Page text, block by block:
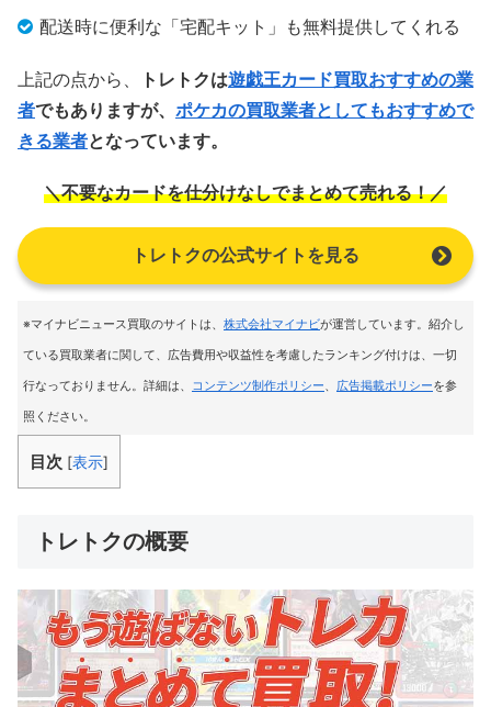
配送時に便利な「宅配キット」も無料提供してくれる
上記の点から、 トレトクは遊戯王カード買取おすすめの業
者でもありますが、 ポケカの買取業者としてもおすすめで
きる業者となっています。
＼不要なカードを仕分けなしでまとめて売れる！／
トレトクの公式サイトを見る
※マイナビニュース買取のサイトは、 株式会社マイナビが運営しています。紹介し
ている買取業者に関して、広告費用や収益性を考慮したランキング付けは、一切
行なっておりません。詳細は、 コンテンツ制作ポリシー、 広告掲載ポリシーを参
照ください。
目次 [表示]
トレトクの概要